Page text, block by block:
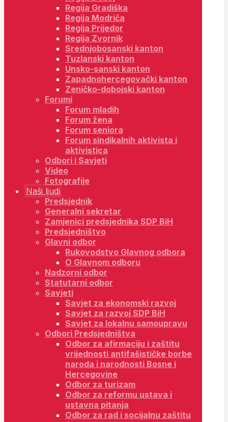
Regija Gradiška
Regija Modriča
Regija Prijedor
Regija Zvornik
Srednjobosanski kanton
Tuzlanski kanton
Unsko-sanski kanton
Zapadnohercegovački kanton
Zeničko-dobojski kanton
Forumi
Forum mladih
Forum žena
Forum seniora
Forum sindikalnih aktivista i
aktivistica
Odbori i Savjeti
Video
Fotografije
Naši ljudi
Predsjednik
Generalni sekretar
Zamjenici predsjednika SDP BiH
Predsjedništvo
Glavni odbor
Rukovodstvo Glavnog odbora
O Glavnom odboru
Nadzorni odbor
Statutarni odbor
Savjeti
Savjet za ekonomski razvoj
Savjet za razvoj SDP BiH
Savjet za lokalnu samoupravu
Odbori Predsjedništva
Odbor za afirmaciju i zaštitu
vrijednosti antifašističke borbe
naroda i narodnosti Bosne i
Hercegovine
Odbor za turizam
Odbor za reformu ustava i
ustavna pitanja
Odbor za rad i socijalnu zaštitu